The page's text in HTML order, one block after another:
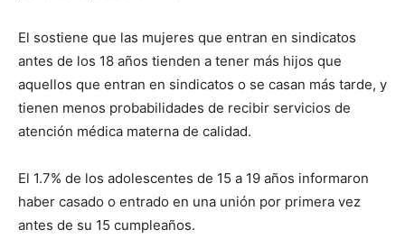
El sostiene que las mujeres que entran en sindicatos
antes de los 18 años tienden a tener más hijos que
aquellos que entran en sindicatos o se casan más tarde, y
tienen menos probabilidades de recibir servicios de
atención médica materna de calidad.
El 1.7% de los adolescentes de 15 a 19 años informaron
haber casado o entrado en una unión por primera vez
antes de su 15 cumpleaños.